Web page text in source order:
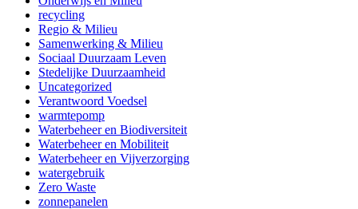
recycling
Regio & Milieu
Samenwerking & Milieu
Sociaal Duurzaam Leven
Stedelijke Duurzaamheid
Uncategorized
Verantwoord Voedsel
warmtepomp
Waterbeheer en Biodiversiteit
Waterbeheer en Mobiliteit
Waterbeheer en Vijverzorging
watergebruik
Zero Waste
zonnepanelen